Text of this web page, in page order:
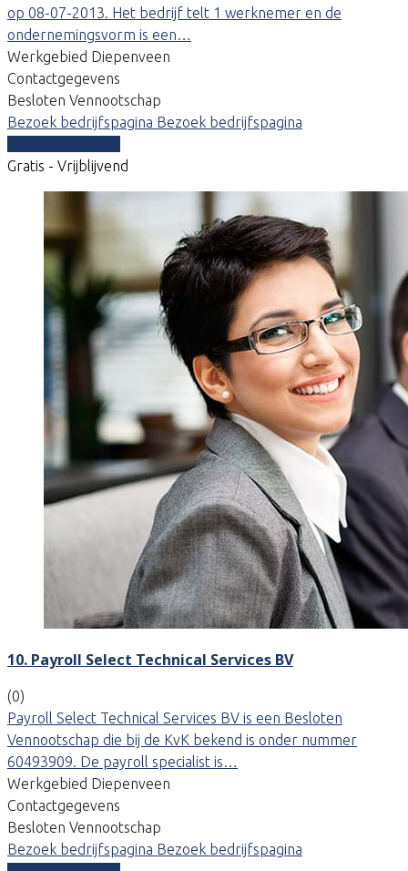
op 08-07-2013. Het bedrijf telt 1 werknemer en de
ondernemingsvorm is een…
Werkgebied Diepenveen
Contactgegevens
Besloten Vennootschap
Bezoek bedrijfspagina Bezoek bedrijfspagina
Gratis - Vrijblijvend
10. Payroll Select Technical Services BV
(0)
Payroll Select Technical Services BV is een Besloten
Vennootschap die bij de KvK bekend is onder nummer
60493909. De payroll specialist is…
Werkgebied Diepenveen
Contactgegevens
Besloten Vennootschap
Bezoek bedrijfspagina Bezoek bedrijfspagina